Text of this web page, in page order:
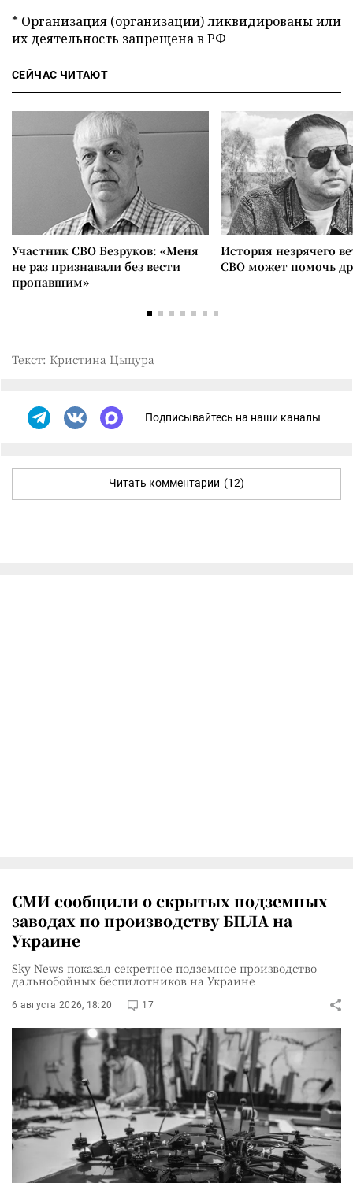
* Организация (организации) ликвидированы или
их деятельность запрещена в РФ
СЕЙЧАС ЧИТАЮТ
Участник СВО Безруков: «Меня
не раз признавали без вести
пропавшим»
История незрячего
СВО может помочь
Текст: Кристина Цыцура
Подписывайтесь на наши каналы
Читать комментарии (12)
СМИ сообщили о скрытых подземных
заводах по производству БПЛА на
Украине
Sky News показал секретное подземное производство
дальнобойных беспилотников на Украине
6 августа 2026, 18:20 17